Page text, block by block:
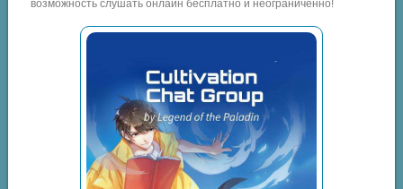
возможность слушать онлайн бесплатно и неограниченно!